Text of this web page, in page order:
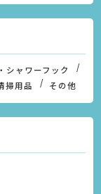
シャワーフック
掃用品 その他